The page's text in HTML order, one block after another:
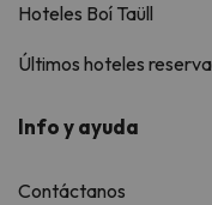
Hoteles Boí Taüll
Últimos hoteles
Info y ayuda
Contáctanos